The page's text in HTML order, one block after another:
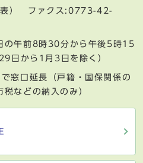
表） ファクス:0773-42-
の午前8時30分から午後5時15
日から1月3日を除く）
窓口延長（戸籍・国保関係の
などの納入のみ）